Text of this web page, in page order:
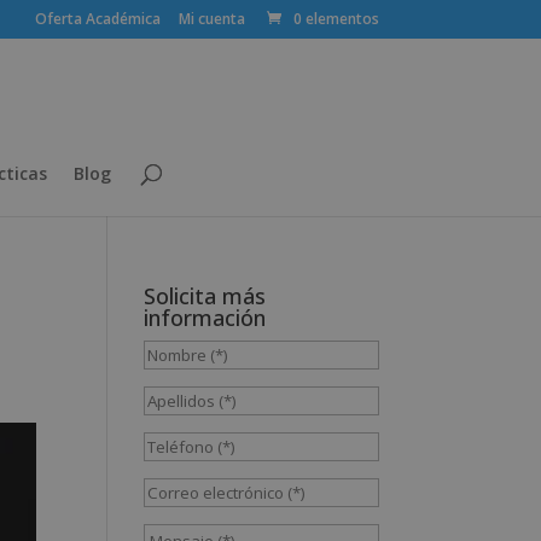
Oferta Académica Mi cuenta 0 elementos
Blog
Solicita más
información